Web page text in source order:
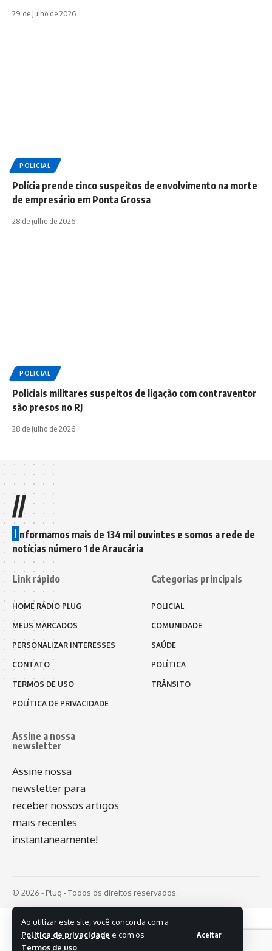
Ao utilizar este site, você concorda com a
Política de privacidade e com os
Termos de uso.
Aceitar
29 de julho de 2026
POLICIAL
Polícia prende cinco suspeitos de envolvimento na morte
de empresário em Ponta Grossa
28 de julho de 2026
POLICIAL
Policiais militares suspeitos de ligação com contraventor
são presos no RJ
28 de julho de 2026
//
I nformamos mais de 134 mil ouvintes e somos a rede de
notícias número 1 de Araucária
Link rápido
HOME RÁDIO PLUG
MEUS MARCADOS
PERSONALIZAR INTERESSES
CONTATO
TERMOS DE USO
POLÍTICA DE PRIVACIDADE
Categorias principais
POLICIAL
COMUNIDADE
SAÚDE
POLÍTICA
TRÂNSITO
Assine a nossa
newsletter
Assine nossa
newsletter para
receber nossos artigos
mais recentes
instantaneamente!
© 2026 - Plug - Todos os direitos reservados.